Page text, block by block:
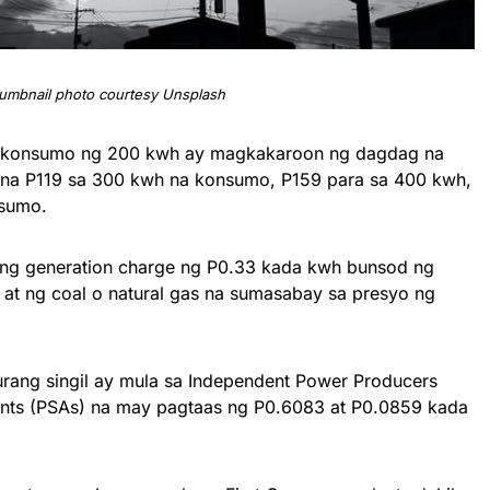
photo courtesy Unsplash
ng 200 kwh ay magkakaroon ng dagdag na
P119 sa 300 kwh na konsumo, P159 para sa 400 kwh,
generation charge ng P0.33 kada kwh bunsod ng
ng coal o natural gas na sumasabay sa presyo ng
singil ay mula sa Independent Power Producers
(PSAs) na may pagtaas ng P0.6083 at P0.0859 kada